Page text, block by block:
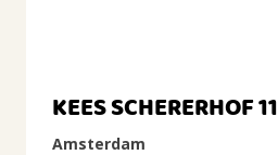
KEES SCHERERHOF 11
Amsterdam